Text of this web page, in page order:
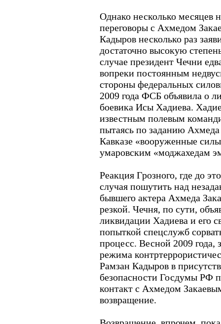
Однако несколько месяцев
переговоры с Ахмедом
Кадыров несколько раз
достаточно высокую
случае президент Чечни
вопреки постоянным
стороны федеральных
2009 года ФСБ объявила о
боевика Исы Хадиева.
известным полевым
пытаясь по заданию Ахмеда
Кавказе «вооруженные
умаровским «моджахедам
Реакция Грозного, где до
случая пошутить над
бывшего актера Ахмеда
резкой. Чечня, по сути,
ликвидации Хадиева и его
попыткой спецслужб
процесс. Весной 2009 года,
режима
Рамзан Кадыров в
безопасности Госдумы РФ
контакт с Ахмедом
возвращение.